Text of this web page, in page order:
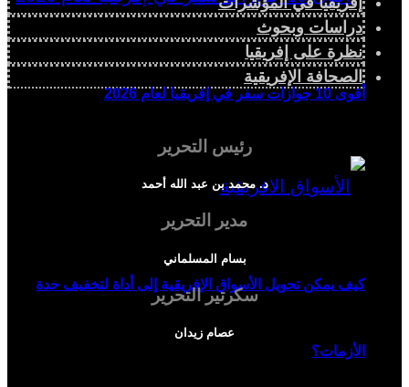
أقوى 10 جوازات سفر في إفريقيا لعام 2026
كيف يمكن تحويل الأسواق الإفريقية إلى أداة لتخفيف حدة
الأزمات؟
دراسات وبحوث
نظرة على إفريقيا
الصحافة الإفريقية
رئيس التحرير
د. محمد بن عبد الله أحمد
مدير التحرير
بسام المسلماني
سكرتير التحرير
عصام زيدان